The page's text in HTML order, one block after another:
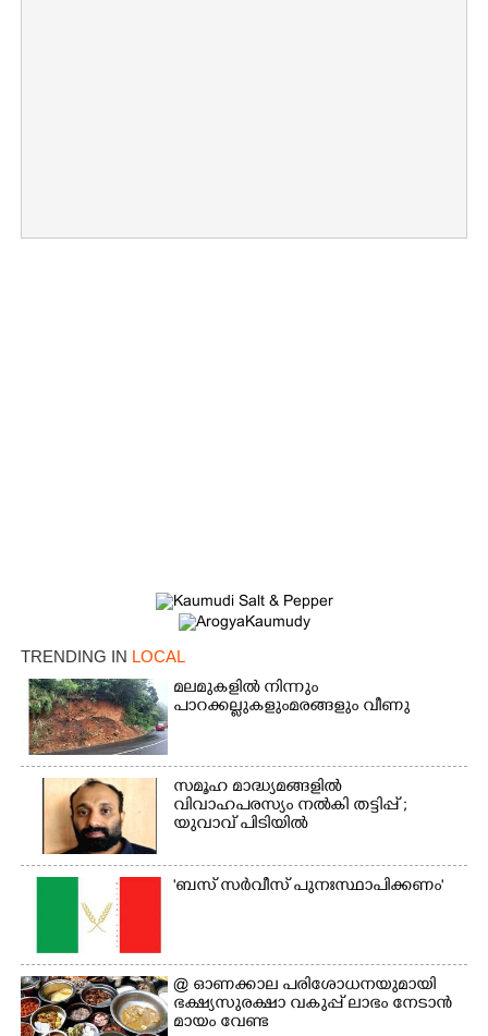
TRENDING IN LOCAL
മലമുകളിൽ നിന്നും
പാറക്കല്ലുകളുംമരങ്ങളും വീണു
സമൂഹ മാദ്ധ്യമങ്ങളിൽ
വിവാഹപരസ്യം നൽകി തട്ടിപ്പ് ;
യുവാവ് പിടിയിൽ
'ബസ് സർവീസ് പുനഃസ്ഥാപിക്കണം'
@​​​​​​​ ഓണക്കാല പരിശോധനയുമായി
ഭക്ഷ്യസുരക്ഷാ വകുപ്പ് ലാഭം നേടാൻ
മായം വേണ്ട